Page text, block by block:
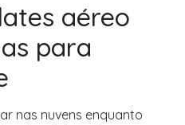
aéreo
para
nas nuvens enquanto